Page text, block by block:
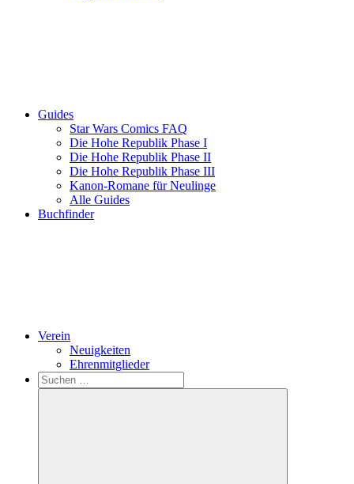
Guides
Star Wars Comics FAQ
Die Hohe Republik Phase I
Die Hohe Republik Phase II
Die Hohe Republik Phase III
Kanon-Romane für Neulinge
Alle Guides
Buchfinder
Verein
Neuigkeiten
Ehrenmitglieder
Search
Suchen
nach: